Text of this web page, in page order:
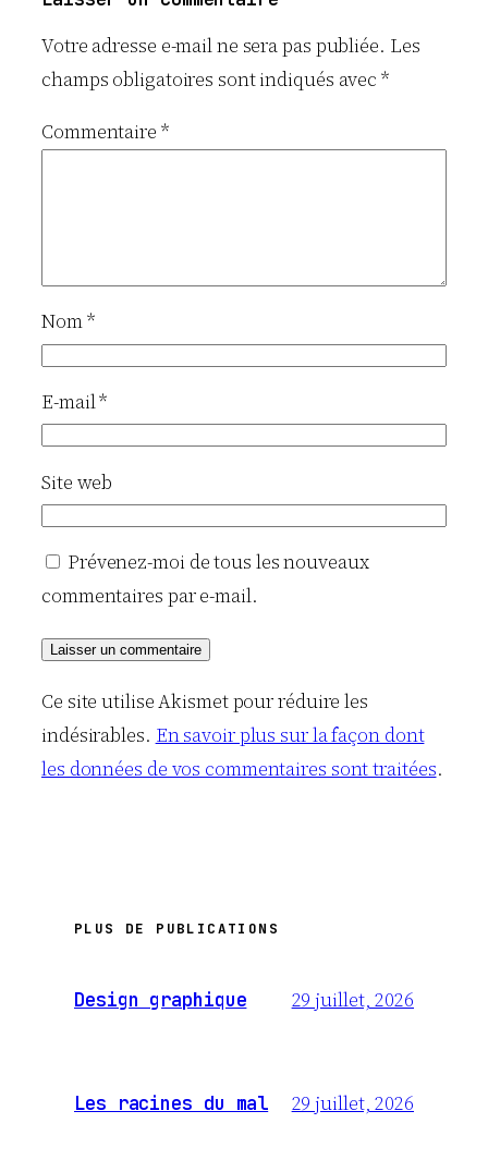
Votre adresse e-mail ne sera pas publiée. Les
champs obligatoires sont indiqués avec*
Commentaire *
Nom*
E-mail*
Site web
Prévenez-moi de tous les nouveaux
commentaires par e-mail.
Ce site utilise Akismet pour réduire les
indésirables. En savoir plus sur la façon dont
les données de vos commentaires sont traitées.
PLUS DE PUBLICATIONS
Design graphique 29 juillet, 2026
Les racines du mal 29 juillet, 2026